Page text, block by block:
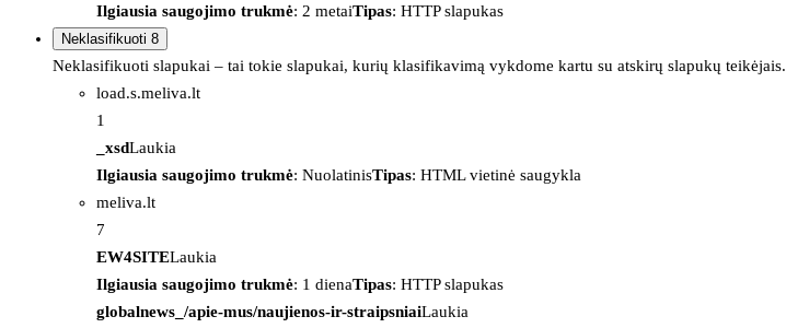
Ilgiausia saugojimo trukmė: 2 metaiTipas: HTTP slapukas
Neklasifikuoti 8
Neklasifikuoti slapukai – tai tokie slapukai, kurių klasifikavimą vykdome kartu su atskirų slapukų teikėjais.
load.s.meliva.lt
1
_xsdLaukia
Ilgiausia saugojimo trukmė: NuolatinisTipas: HTML vietinė saugykla
meliva.lt
7
EW4SITELaukia
Ilgiausia saugojimo trukmė: 1 dienaTipas: HTTP slapukas
globalnews_/apie-mus/naujienos-ir-straipsniaiLaukia